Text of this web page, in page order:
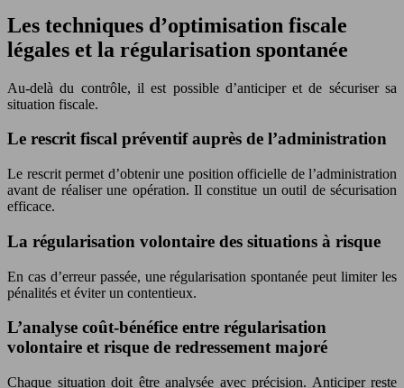
Les techniques d’optimisation fiscale
légales et la régularisation spontanée
Au-delà du contrôle, il est possible d’anticiper et de sécuriser sa
situation fiscale.
Le rescrit fiscal préventif auprès de l’administration
Le rescrit permet d’obtenir une position officielle de l’administration
avant de réaliser une opération. Il constitue un outil de sécurisation
efficace.
La régularisation volontaire des situations à risque
En cas d’erreur passée, une régularisation spontanée peut limiter les
pénalités et éviter un contentieux.
L’analyse coût-bénéfice entre régularisation
volontaire et risque de redressement majoré
Chaque situation doit être analysée avec précision. Anticiper reste